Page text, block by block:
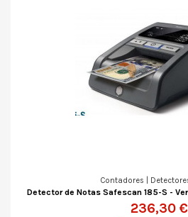
Contadores |
Detector de Notas Safescan 185-S -
236,30 €